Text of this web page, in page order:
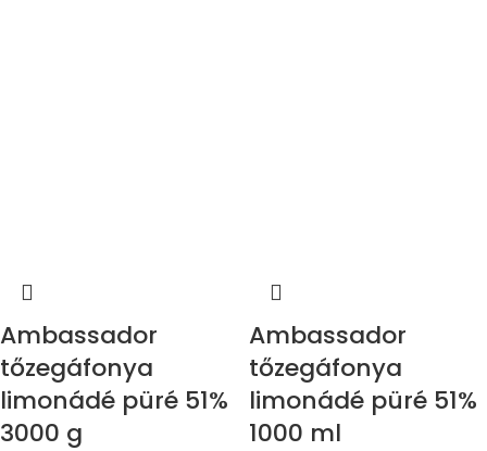
Ambassador
tőzegáfonya
limonádé püré 51%
3000 g
Ambassador
tőzegáfonya
limonádé püré 51%
1000 ml